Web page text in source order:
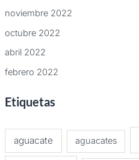
noviembre 2022
octubre 2022
abril 2022
febrero 2022
Etiquetas
aguacate aguacates